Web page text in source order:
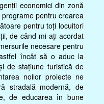
economici din zonă
pentru crearea
pentru toți locuitori
de când mi-ați acordat
necesare pentru
astfel încât să o aduc la
de stațiune turistică de
noilor proiecte ne
stradală modernă, de
de educarea în bune